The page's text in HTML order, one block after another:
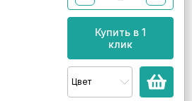
Купить в 1
клик
Цвет